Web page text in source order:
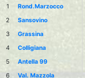
1
Rond.Marzocco
2
Sansovino
3
Grassina
4
Colligiana
5
Antella 99
6
Val. Mazzola